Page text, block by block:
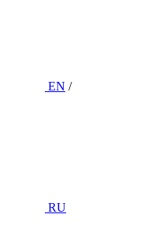
EN /
RU